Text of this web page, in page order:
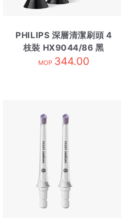
PHILIPS 深層清潔刷頭 4
枝裝 HX9044/86 黑
MOP 344.00